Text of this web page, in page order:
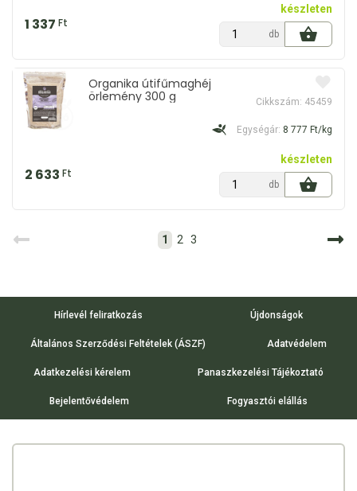
1 337 Ft
készleten
db
Organika útifűmaghéj
örlemény 300 g
Cikkszám: 45459
Egységár: 8 777 Ft/kg
2 633 Ft
készleten
db
1 2 3
Hírlevél feliratkozás Újdonságok
Általános Szerződési Feltételek (ÁSZF) Adatvédelem
Adatkezelési kérelem Panaszkezelési Tájékoztató
Bejelentővédelem Fogyasztói elállás